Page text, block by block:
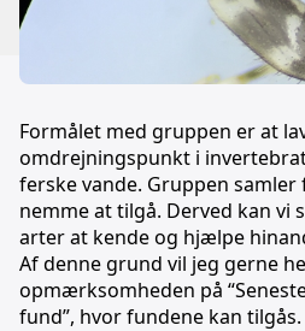
Formålet med gruppen er at
omdrejningspunkt i
ferske vande. Gruppen samler
nemme at tilgå. Derved kan vi
arter at kende og hjælpe
Af denne grund vil jeg gerne
opmærksomheden på
fund”, hvor fundene kan tilgås.